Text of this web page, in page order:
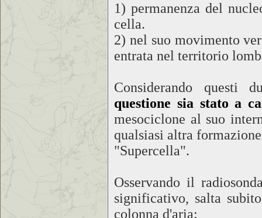
1) permanenza del
cella.
2) nel suo movimento
entrata nel territorio
Considerando questi
questione sia stato a
mesociclone al suo
qualsiasi altra
"Supercella".
Osservando il
significativo, salta
colonna d'aria: